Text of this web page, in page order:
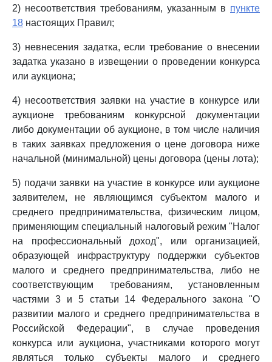
2) несоответствия требованиям, указанным в пункте
18 настоящих Правил;
3) невнесения задатка, если требование о внесении
задатка указано в извещении о проведении конкурса
или аукциона;
4) несоответствия заявки на участие в конкурсе или
аукционе требованиям конкурсной документации
либо документации об аукционе, в том числе наличия
в таких заявках предложения о цене договора ниже
начальной (минимальной) цены договора (цены лота);
5) подачи заявки на участие в конкурсе или аукционе
заявителем, не являющимся субъектом малого и
среднего предпринимательства, физическим лицом,
применяющим специальный налоговый режим "Налог
на профессиональный доход", или организацией,
образующей инфраструктуру поддержки субъектов
малого и среднего предпринимательства, либо не
соответствующим требованиям, установленным
частями 3 и 5 статьи 14 Федерального закона "О
развитии малого и среднего предпринимательства в
Российской Федерации", в случае проведения
конкурса или аукциона, участниками которого могут
являться только субъекты малого и среднего